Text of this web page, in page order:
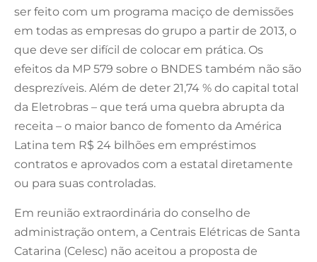
ser feito com um programa maciço de demissões
em todas as empresas do grupo a partir de 2013, o
que deve ser difícil de colocar em prática. Os
efeitos da MP 579 sobre o BNDES também não são
desprezíveis. Além de deter 21,74 % do capital total
da Eletrobras – que terá uma quebra abrupta da
receita – o maior banco de fomento da América
Latina tem R$ 24 bilhões em empréstimos
contratos e aprovados com a estatal diretamente
ou para suas controladas.
Em reunião extraordinária do conselho de
administração ontem, a Centrais Elétricas de Santa
Catarina (Celesc) não aceitou a proposta de